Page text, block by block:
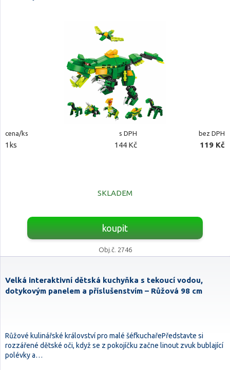
cena/ks s DPH bez DPH
1ks 144 Kč 119 Kč
SKLADEM
koupit
Obj.č. 2746
Velká interaktivní dětská kuchyňka s tekoucí vodou,
dotykovým panelem a příslušenstvím – Růžová 98 cm
Růžové kulinářské království pro malé šéfkuchařePředstavte si
rozzářené dětské oči, když se z pokojíčku začne linout zvuk bublající
polévky a…